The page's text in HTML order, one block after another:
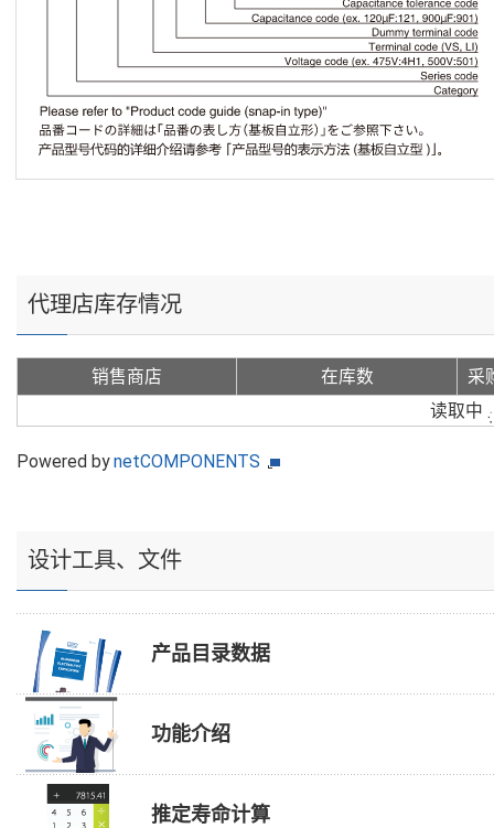
代理店库存情况
销售商店 在库数
采
读取中
Powered bynetCOMPONENTS
设计工具、文件
产品目录数据
功能介绍
推定寿命计算